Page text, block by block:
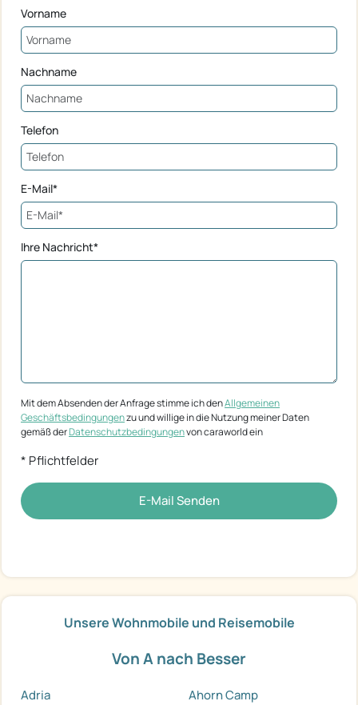
Vorname
Nachname
Telefon
E-Mail*
Ihre Nachricht*
Mit dem Absenden der Anfrage stimme ich denAllgemeinen
Geschäftsbedingungenzu und willige in die Nutzung meiner Daten
gemäß derDatenschutzbedingungenvon caraworld ein
* Pflichtfelder
E-Mail Senden
Unsere Wohnmobile und Reisemobile
Von A nach Besser
Adria
Ahorn Camp